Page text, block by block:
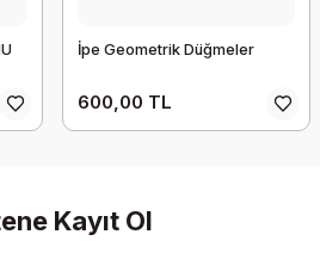
İpe Geometrik Düğmeler
600,00 TL
Kayıt Ol